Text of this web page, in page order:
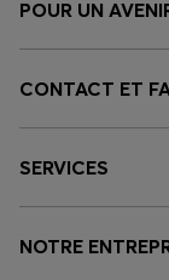
POUR UN
CONTACT ET
SERVICES
NOTRE